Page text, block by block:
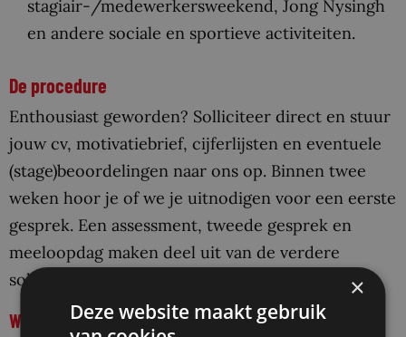
stagiair-/medewerkersweekend, Jong Nysingh
en andere sociale en sportieve activiteiten.
De procedure
Enthousiast geworden? Solliciteer direct en stuur
jouw cv, motivatiebrief, cijferlijsten en eventuele
(stage)beoordelingen naar ons op. Binnen twee
weken hoor je of we je uitnodigen voor een eerste
gesprek. Een assessment, tweede gesprek en
meeloopdag maken deel uit van de verdere
sollicitatieprocedure.
We vertellen je graag meer!
×
Deze website maakt gebruik